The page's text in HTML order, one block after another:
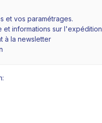
et vos paramétrages.
et informations sur l'expédition
à la newsletter